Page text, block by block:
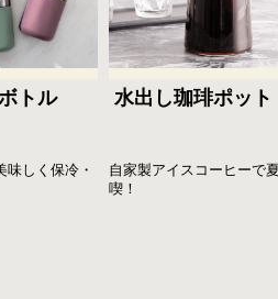
トル
味しく保冷・
水出し珈琲ポット
自家製アイスコーヒーで
喫！